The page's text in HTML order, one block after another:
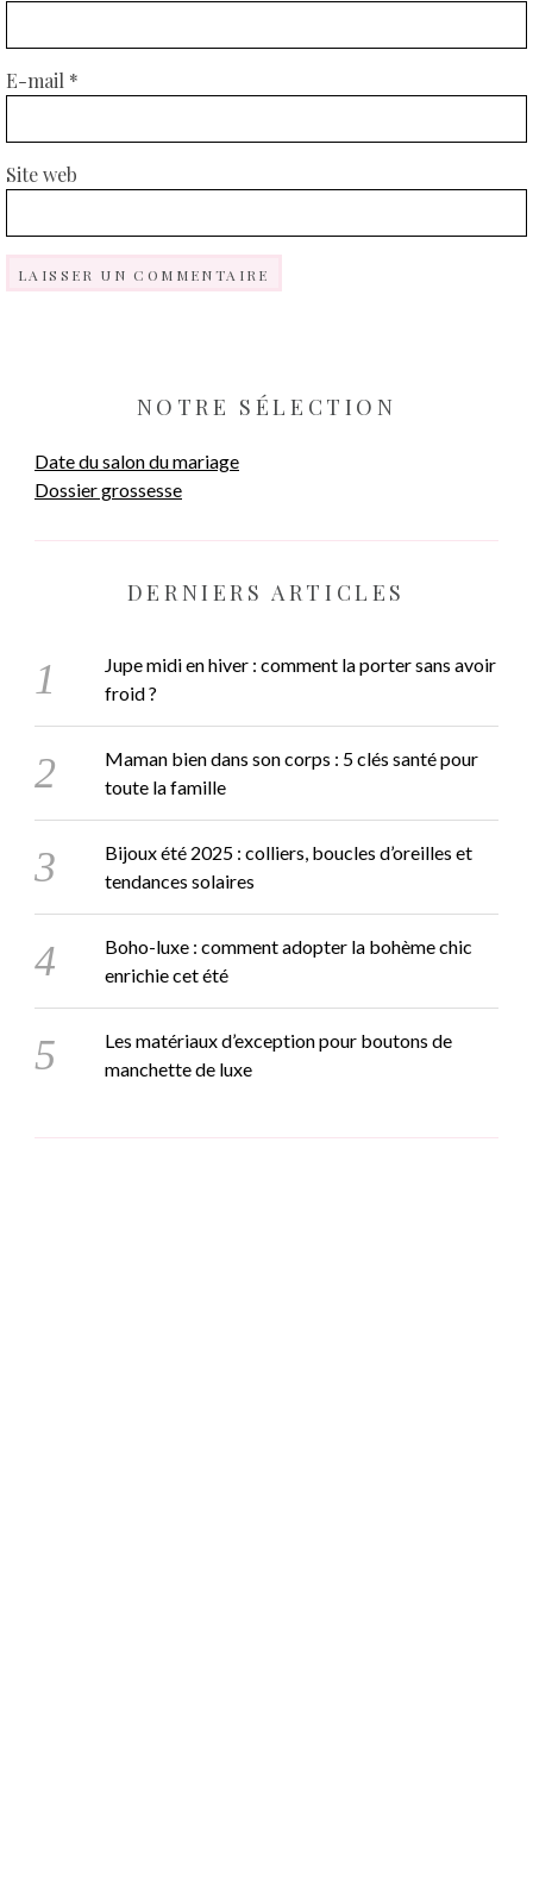
E-mail *
Site web
NOTRE SÉLECTION
Date du salon du mariage
Dossier grossesse
DERNIERS ARTICLES
Jupe midi en hiver : comment la porter sans avoir
froid ?
Maman bien dans son corps : 5 clés santé pour
toute la famille
Bijoux été 2025 : colliers, boucles d’oreilles et
tendances solaires
Boho-luxe : comment adopter la bohème chic
enrichie cet été
Les matériaux d’exception pour boutons de
manchette de luxe